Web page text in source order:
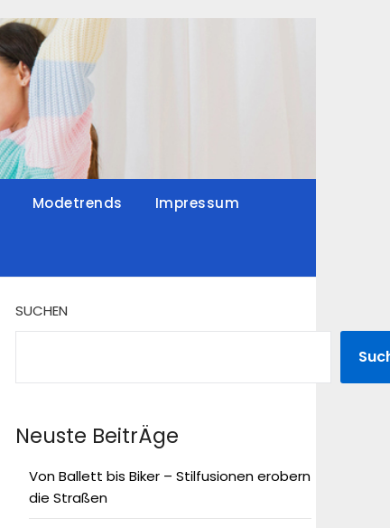
Modetrends Impressum
SUCHEN
Neuste BeitrÄge
Von Ballett bis Biker – Stilfusionen erobern
die Straßen